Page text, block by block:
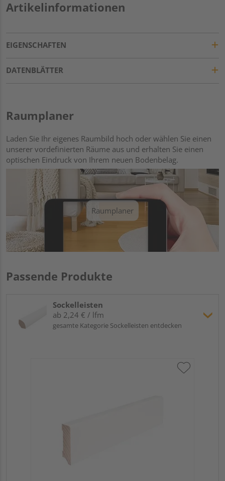
Artikelinformationen
EIGENSCHAFTEN
DATENBLÄTTER
Raumplaner
Laden Sie Ihr eigenes Raumbild hoch oder wählen Sie einen
unserer vordefinierten Räume aus und erhalten Sie einen
optischen Eindruck von Ihrem neuen Bodenbelag.
Raumplaner
Passende Produkte
Sockelleisten
ab 2,24 € / lfm
gesamte Kategorie Sockelleisten entdecken